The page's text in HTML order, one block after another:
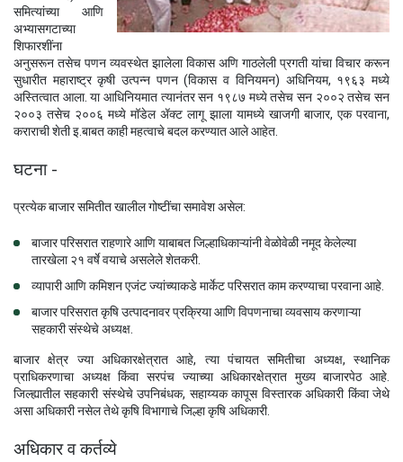
समित्यांच्या आणि
अभ्यासगटाच्या
शिफारशींना
अनुसरून तसेच पणन व्यवस्थेत झालेला विकास अणि गाठलेली प्रगती यांचा विचार करून
सुधारीत महाराष्ट्र कृषी उत्पन्न पणन (विकास व विनियमन) अधिनियम, १९६३ मध्ये
अस्तित्वात आला. या आधिनियमात त्यानंतर सन १९८७ मध्ये तसेच सन २००२ तसेच सन
२००३ तसेच २००६ मध्ये मॉडेल ॲक्ट लागू झाला यामध्ये खाजगी बाजार, एक परवाना,
कराराची शेती इ.बाबत काही महत्वाचे बदल करण्यात आले आहेत.
घटना -
प्रत्येक बाजार समितीत खालील गोष्टींचा समावेश असेल:
बाजार परिसरात राहणारे आणि याबाबत जिल्हाधिकाऱ्यांनी वेळोवेळी नमूद केलेल्या
तारखेला २१ वर्षे वयाचे असलेले शेतकरी.
व्यापारी आणि कमिशन एजंट ज्यांच्याकडे मार्केट परिसरात काम करण्याचा परवाना आहे.
बाजार परिसरात कृषि उत्पादनावर प्रक्रिया आणि विपणनाचा व्यवसाय करणाऱ्या
सहकारी संस्थेचे अध्यक्ष.
बाजार क्षेत्र ज्या अधिकारक्षेत्रात आहे, त्या पंचायत समितीचा अध्यक्ष, स्थानिक
प्राधिकरणाचा अध्यक्ष किंवा सरपंच ज्याच्या अधिकारक्षेत्रात मुख्य बाजारपेठ आहे.
जिल्ह्यातील सहकारी संस्थेचे उपनिबंधक, सहाय्यक कापूस विस्तारक अधिकारी किंवा जेथे
असा अधिकारी नसेल तेथे कृषि विभागाचे जिल्हा कृषि अधिकारी.
अधिकार व कर्तव्ये